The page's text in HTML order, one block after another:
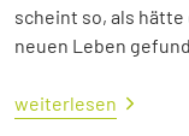
scheint so, als
neuen Leben
weiterlesen